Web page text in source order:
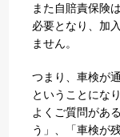
また自賠責保険
必要となり、加
ません。
つまり、車検が
ということになり
よくご質問があ
う」、「車検が